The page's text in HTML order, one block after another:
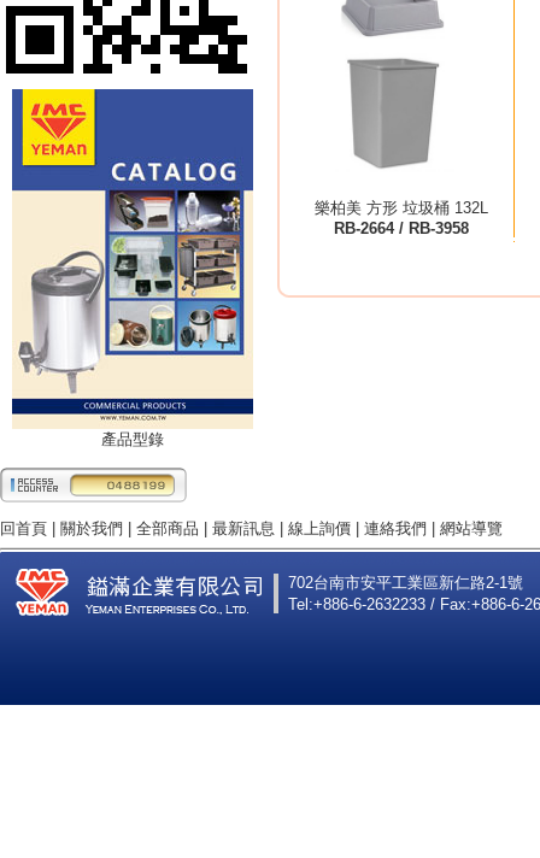
產品型錄
樂柏美 方形 垃圾桶 132L
RB-2664 / RB-3958
回首頁 | 關於我們 | 全部商品 | 最新訊息 | 線上詢價 | 連絡我們 | 網站導覽
702台南市安平工業區新仁路2-1號
Tel:+886-6-2632233 / Fax:+886-6-